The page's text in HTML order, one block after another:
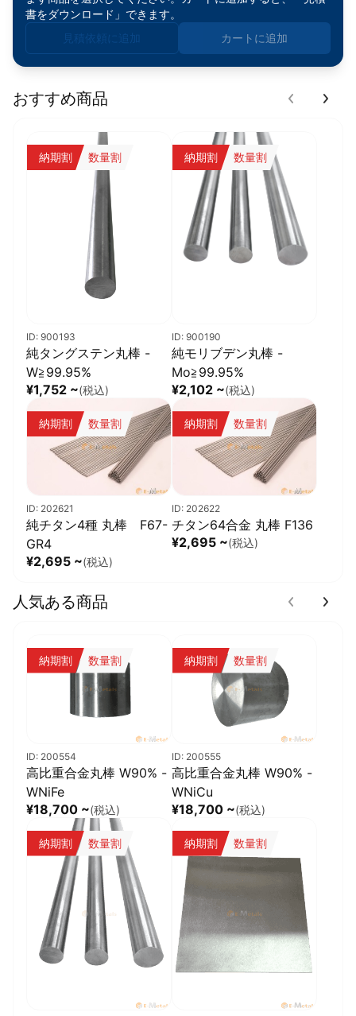
ンクにも適しています。
◎優れた耐食性： C1100銅は湿気や塩水に強く、屋外や海洋環境
でも長期間安定した性能を発揮します。特に水中や湿度が高い環
境で使用される部品に最適です。
ど、さまざまな加工方法に適しています。複雑な形状にも対応可
能で、精密部品の製造にも使用できます。
にも適しています。表面がきれいで、仕上げの美しさが求められ
る部品に最適です。
書をダウンロード」できます。
見積依頼に追加
カートに追加
おすすめ商品
納期割 数量割
ID: 900193
純タングステン丸棒 -
W≧99.95%
¥1,752 ~(税込)
納期割 数量割
ID: 900190
純モリブデン丸棒 -
Mo≧99.95%
¥2,102 ~(税込)
納期割 数量割
ID: 202621
純チタン4種 丸棒 F67-
GR4
¥2,695 ~(税込)
納期割 数量割
ID: 202622
チタン64合金 丸棒 F136
¥2,695 ~(税込)
人気ある商品
納期割 数量割
ID: 200554
高比重合金丸棒 W90% -
WNiFe
¥18,700 ~(税込)
納期割 数量割
ID: 200555
高比重合金丸棒 W90% -
WNiCu
¥18,700 ~(税込)
納期割 数量割 納期割 数量割